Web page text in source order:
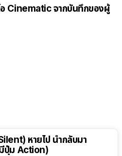
Cinematic จากบันทึกของผู้
หายไป นำกลับมา
ปุ่ม Action)